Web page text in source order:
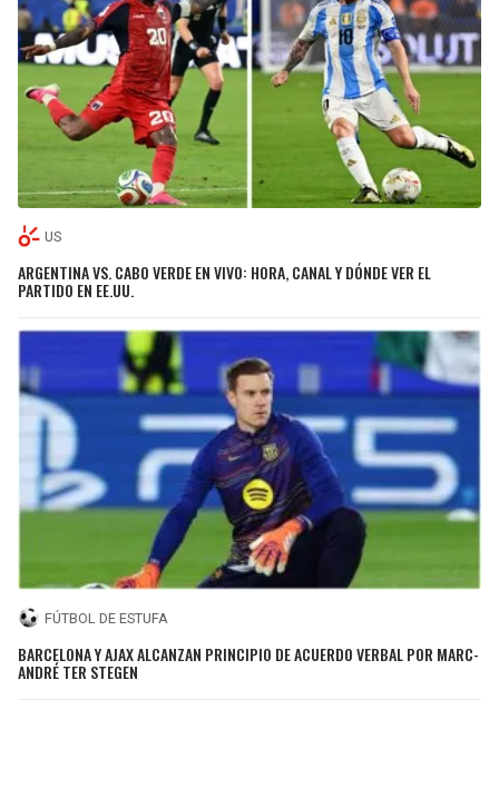
US
ARGENTINA VS. CABO VERDE EN VIVO: HORA, CANAL Y DÓNDE VER EL
PARTIDO EN EE.UU.
FÚTBOL DE ESTUFA
BARCELONA Y AJAX ALCANZAN PRINCIPIO DE ACUERDO VERBAL POR MARC-
ANDRÉ TER STEGEN